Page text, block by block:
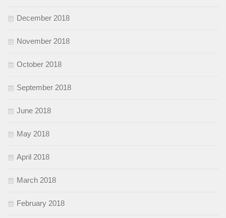
December 2018
November 2018
October 2018
September 2018
June 2018
May 2018
April 2018
March 2018
February 2018